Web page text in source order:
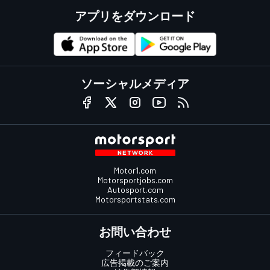
アプリをダウンロード
ソーシャルメディア
Motor1.com
Motorsportjobs.com
Autosport.com
Motorsportstats.com
お問い合わせ
フィードバック
広告掲載のご案内